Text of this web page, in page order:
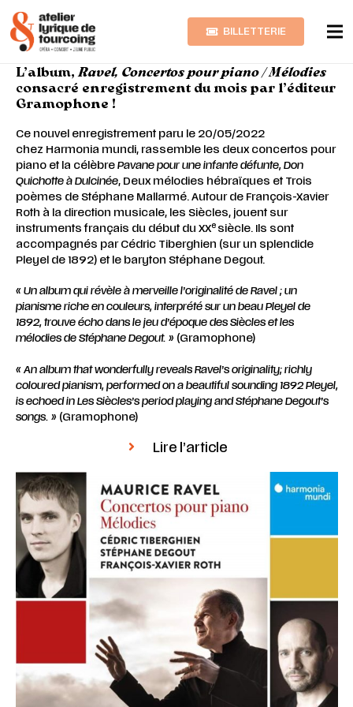
BILLETTERIE
L’album, Ravel, Concertos pour piano / Mélodies
consacré enregistrement du mois par l’éditeur
Gramophone !
Ce nouvel enregistrement paru le 20/05/2022
chez Harmonia mundi, rassemble les deux concertos pour
piano et la célèbrePavane pour une infante défunte, Don
Quichotte à Dulcinée, Deux mélodies hébraïques et Trois
poèmes de Stéphane Mallarmé. Autour de François-Xavier
Roth à la direction musicale, les Siècles, jouent sur
instruments français du début du XXe siècle. Ils sont
accompagnés par Cédric Tiberghien (sur un splendide
Pleyel de 1892) et le baryton Stéphane Degout.
« Un album qui révèle à merveille l’originalité de Ravel ; un
pianisme riche en couleurs, interprété sur un beau Pleyel de
1892, trouve écho dans le jeu d’époque des Siècles et les
mélodies de Stéphane Degout. »(Gramophone)
« An album that wonderfully reveals Ravel’s originality; richly
coloured pianism, performed on a beautiful sounding 1892 Pleyel,
is echoed in Les Siècles’s period playing and Stéphane Degout’s
songs. »(Gramophone)
Lire l’article